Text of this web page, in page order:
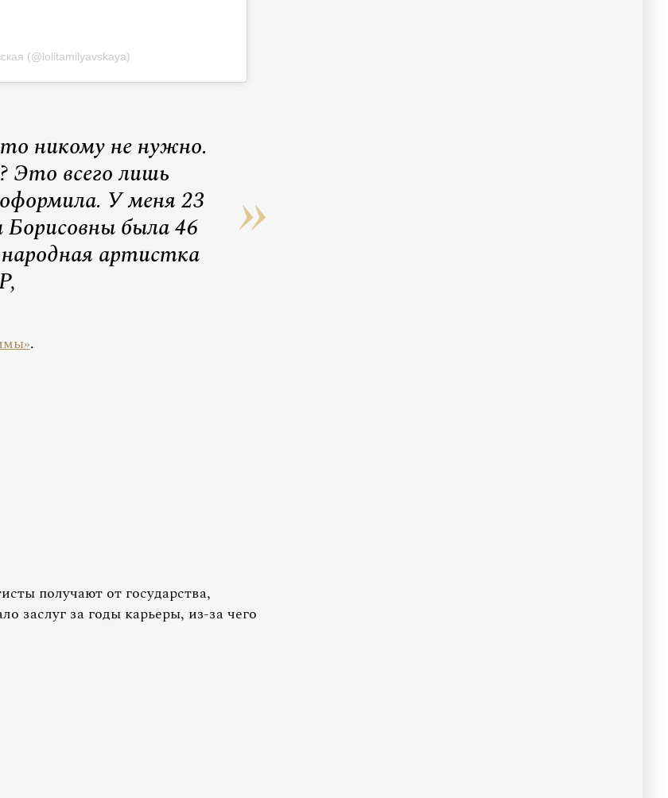
(@lolitamilyavskaya)
никому не нужно.
Это всего лишь
У меня 23
была 46
артистка
.
получают от государства,
заслуг за годы карьеры, из-за чего